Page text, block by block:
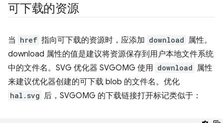
可下载的资源
当 href 指向可下载的资源时，应添加 download 属性。
download 属性的值是建议将资源保存到用户本地文件系统
中的文件名。SVG 优化器 SVGOMG 使用 download 属性
来建议优化器创建的可下载 blob 的文件名。优化
hal.svg 后，SVGOMG 的下载链接打开标记类似于：